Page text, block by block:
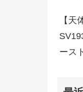
【
ース